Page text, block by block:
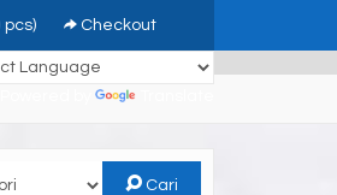
pcs) Checkout
Cari